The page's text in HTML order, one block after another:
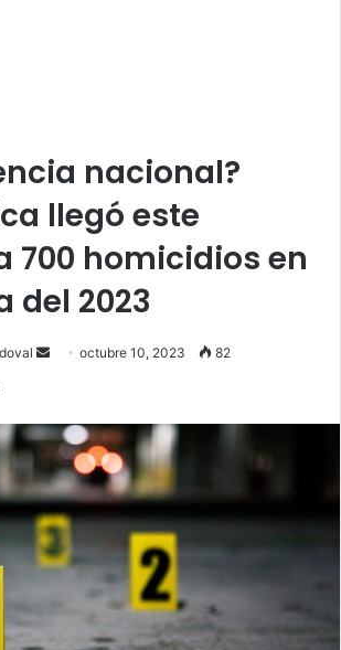
nacional?
llegó este
700 homicidios en
del 2023
Sendoctubre 10, 2023 82